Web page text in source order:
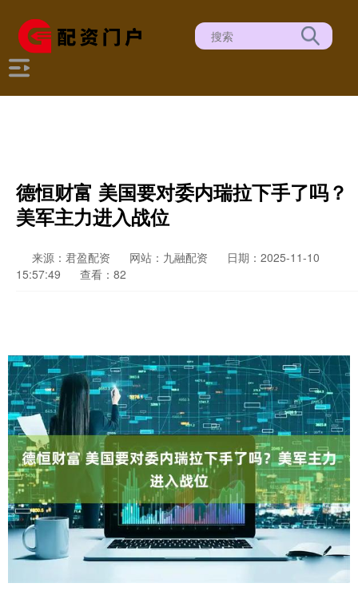
德恒财富 美国要对委内瑞拉下手了吗？
美军主力进入战位
来源：君盈配资 网站：九融配资
日期：2025-11-10
15:57:49
查看：82